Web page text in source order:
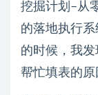
挖掘计划–从
的落地执行
的时候，我
帮忙填表的